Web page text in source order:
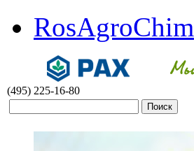
RosAgroChim
(495) 225-16-80